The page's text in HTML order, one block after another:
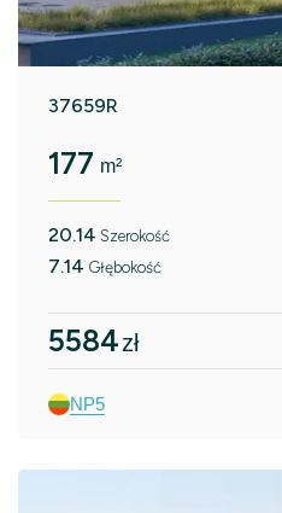
37659R
177 m²
20.14 Szerokość
7.14 Głębokość
5584zł
NP5